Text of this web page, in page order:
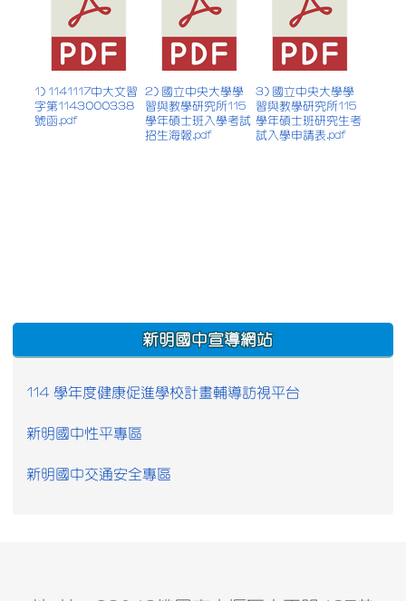
1) 1141117中大文習
字第1143000338
號函.pdf
2) 國立中央大學學
習與教學研究所115
學年碩士班入學考試
招生海報.pdf
3) 國立中央大學學
習與教學研究所115
學年碩士班研究生考
試入學申請表.pdf
:::
新明國中宣導網站
114 學年度健康促進學校計畫輔導訪視平台
新明國中性平專區
新明國中交通安全專區